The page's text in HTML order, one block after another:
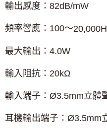
輸出感度： 82dB/mW
頻率響應： 100～
最大輸出： 4.0W
輸入阻抗： 20kΩ
輸入端子： Ø3.5mm立體
耳機輸出端子： Ø3.5mm